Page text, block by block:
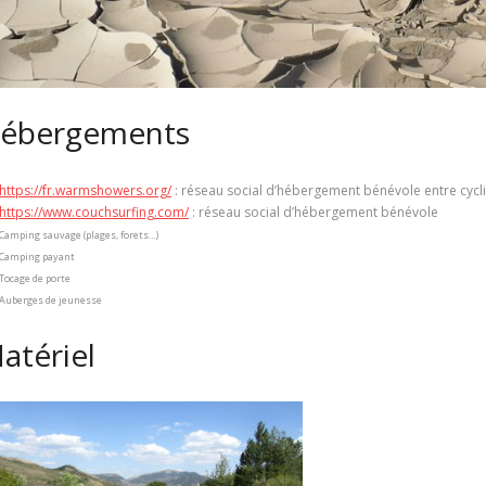
https://fr.warmshowers.org/ : réseau social d’hébergement bénévole entre
https://www.couchsurfing.com/ : réseau social d’hébergement bénévole
Camping sauvage (plages, forets…)
Camping payant
Tocage de porte
Auberges de jeunesse